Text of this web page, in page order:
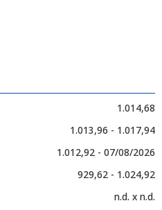
1.014,68
1.013,96 - 1.017,94
1.012,92 - 07/08/2026
929,62 - 1.024,92
n.d. x n.d.